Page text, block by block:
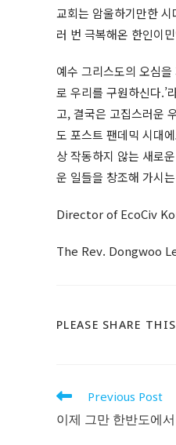
교회는 암울하기만한
러 번 극복해온 한인이
예수 그리스도의 오심
로 우리를 구원하신다.’
고, 결국은 고집스러운
도 포스트 팬데믹 시대
상 작동하지 않는 새로
운 일들을 창조해 가시
Director of EcoCiv
The Rev. Dongwoo
PLEASE SHARE THIS
Read
articles
Previous Post
이제 그만 한반도에